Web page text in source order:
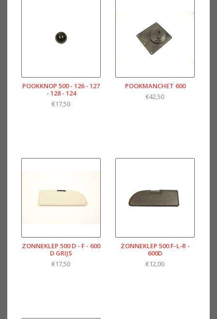
POOKKNOP 500 - 126 - 127
- 128 - 124
€17,50
POOKMANCHET 600
€42,50
ZONNEKLEP 500 D - F - 600
D GRIJS
€17,50
ZONNEKLEP 500 F-L-R -
600D
€12,00